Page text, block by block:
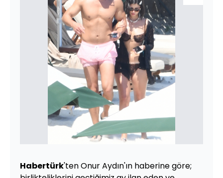
Habertürk'ten Onur Aydın'ın haberine göre;